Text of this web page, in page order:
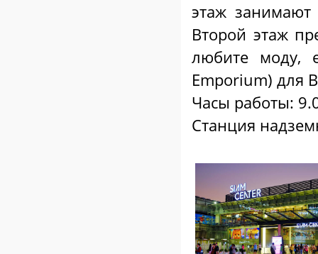
этаж
Второй этаж
любите моду,
Emporium) для
Часы работы:
Станция